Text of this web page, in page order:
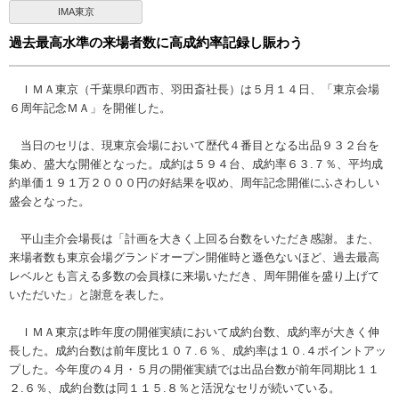
IMA東京
過去最高水準の来場者数に高成約率記録し賑わう
ＩＭＡ東京（千葉県印西市、羽田斎社長）は５月１４日、「東京会場
６周年記念ＭＡ」を開催した。
当日のセリは、現東京会場において歴代４番目となる出品９３２台を
集め、盛大な開催となった。成約は５９４台、成約率６３.７％、平均成
約単価１９１万２０００円の好結果を収め、周年記念開催にふさわしい
盛会となった。
平山圭介会場長は「計画を大きく上回る台数をいただき感謝。また、
来場者数も東京会場グランドオープン開催時と遜色ないほど、過去最高
レベルとも言える多数の会員様に来場いただき、周年開催を盛り上げて
いただいた」と謝意を表した。
ＩＭＡ東京は昨年度の開催実績において成約台数、成約率が大きく伸
長した。成約台数は前年度比１０７.６％、成約率は１０.４ポイントアッ
プした。今年度の４月・５月の開催実績では出品台数が前年同期比１１
２.６％、成約台数は同１１５.８％と活況なセリが続いている。